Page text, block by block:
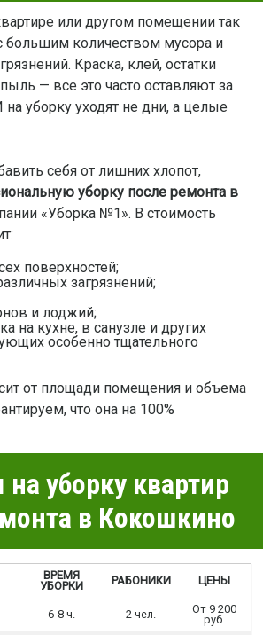
или другом помещении так
большим количеством мусора и
Краска, клей, остатки
— все это часто оставляют за
на уборку уходят не дни, а целые
себя от лишних хлопот,
уборку после ремонта в
«Уборка №1». В стоимость
поверхностей;
загрязнений;
и лоджий;
на кухне, в санузле и других
особенно тщательного
от площади помещения и объема
что она на 100%
уборку квартир
в Кокошкино
ВРЕМЯ
УБОРКИ
РАБОНИКИ ЦЕНЫ
6-8 ч. 2 чел.
От 9 200
руб.